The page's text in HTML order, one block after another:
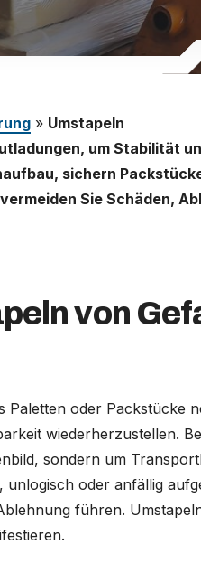
» Umstapeln
um Stabilität
sichern
Sie Schäden,
von
Paletten oder Packstücke
wiederherzustellen.
sondern um
unlogisch oder anfällig
führen.